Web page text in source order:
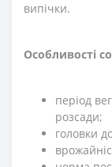
випічки.
Особливості
період
розсади;
головки